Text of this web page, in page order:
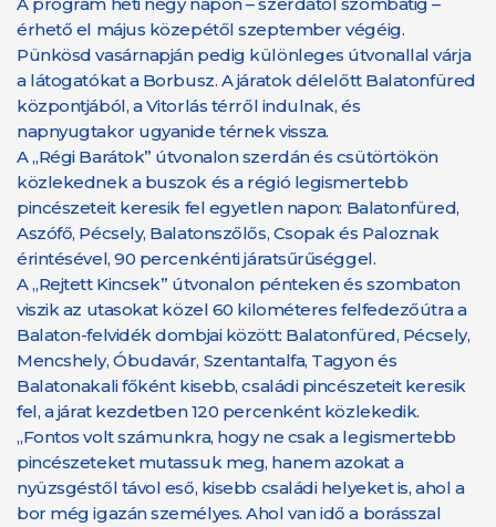
érhető el május közepétől szeptember végéig.
Pünkösd vasárnapján pedig különleges útvonallal várja
a látogatókat a Borbusz. A járatok délelőtt Balatonfüred
központjából, a Vitorlás térről indulnak, és
napnyugtakor ugyanide térnek vissza.
A „Régi Barátok” útvonalon szerdán és csütörtökön
közlekednek a buszok és a régió legismertebb
pincészeteit keresik fel egyetlen napon: Balatonfüred,
Aszófő, Pécsely, Balatonszőlős, Csopak és Paloznak
érintésével, 90 percenkénti járatsűrűséggel.
A „Rejtett Kincsek” útvonalon pénteken és szombaton
viszik az utasokat közel 60 kilométeres felfedezőútra a
Balaton-felvidék dombjai között: Balatonfüred, Pécsely,
Mencshely, Óbudavár, Szentantalfa, Tagyon és
Balatonakali főként kisebb, családi pincészeteit keresik
fel, a járat kezdetben 120 percenként közlekedik.
„Fontos volt számunkra, hogy ne csak a legismertebb
pincészeteket mutassuk meg, hanem azokat a
nyüzsgéstől távol eső, kisebb családi helyeket is, ahol a
bor még igazán személyes. Ahol van idő a borásszal